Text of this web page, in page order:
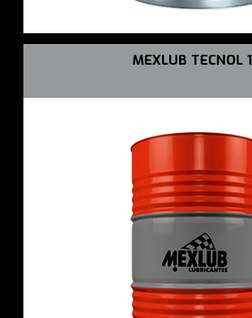
MEXLUB TECNOL